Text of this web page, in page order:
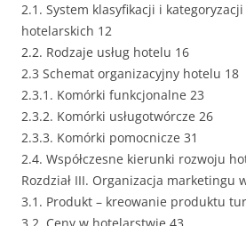
2.1. System klasyfikacji i kategoryzacji
hotelarskich 12
2.2. Rodzaje usług hotelu 16
2.3 Schemat organizacyjny hotelu 18
2.3.1. Komórki funkcjonalne 23
2.3.2. Komórki usługotwórcze 26
2.3.3. Komórki pomocnicze 31
2.4. Współczesne kierunki rozwoju
Rozdział III. Organizacja marketingu
3.1. Produkt – kreowanie produktu